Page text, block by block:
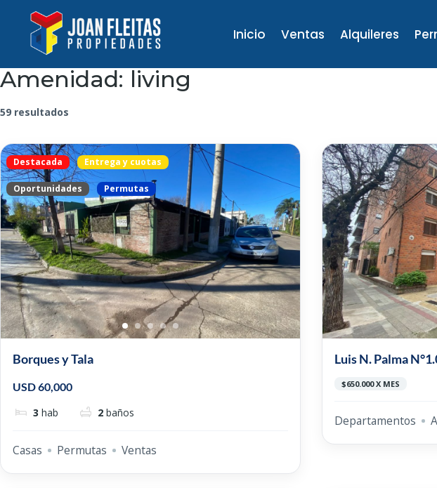
Inicio Ventas Alquileres
Amenidad: living
59 resultados
Destacada Entrega y cuotas
Oportunidades Permutas
Borques y Tala
USD 60,000
3 hab 2 baños
Casas Permutas Ventas
Luis N. Palma
$650.000 X MES
Departamentos